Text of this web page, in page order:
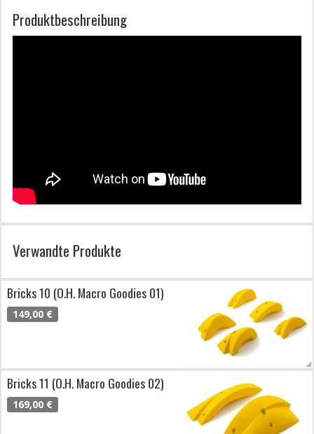
Produktbeschreibung
Verwandte Produkte
Bricks 10 (O.H. Macro Goodies 01)
149,00 €
Bricks 11 (O.H. Macro Goodies 02)
169,00 €